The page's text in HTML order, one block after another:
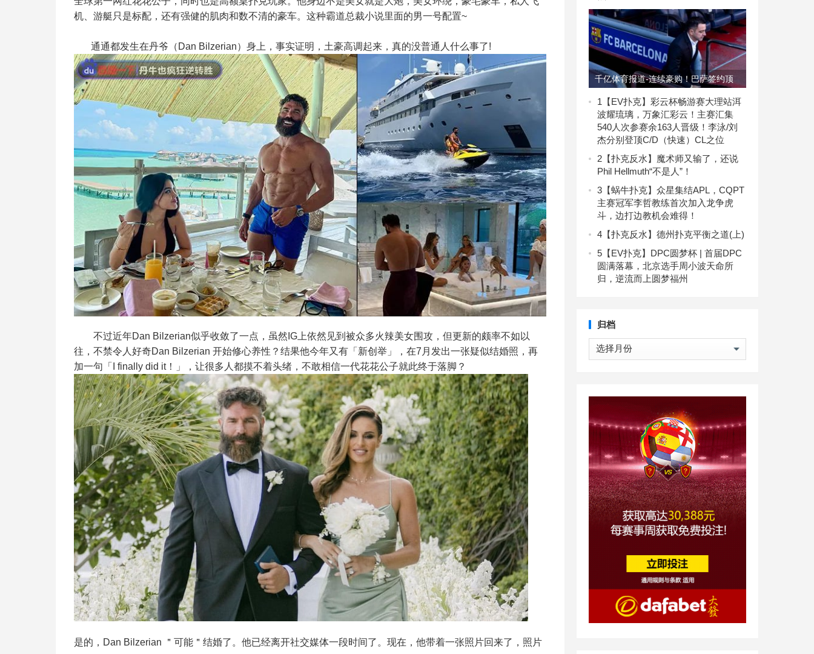
机、游艇只是标配，还有强健的肌肉和数不清的豪车。这种霸道总裁小说里面的男一号配置~
通通都发生在丹爷（Dan Bilzerian）身上，事实证明，土豪高调起来，真的没普通人什么事了!
不过近年Dan Bilzerian似乎收敛了一点，虽然IG上依然见到被众多火辣美女围攻，但更新的颇率不如以
往，不禁令人好奇Dan Bilzerian 开始修心养性？结果他今年又有「新创举」，在7月发出一张疑似结婚照，再
加一句「I finally did it！」，让很多人都摸不着头绪，不敢相信一代花花公子就此终于落脚？
是的，Dan Bilzerian ＂可能＂结婚了。他已经离开社交媒体一段时间了。现在，他带着一张照片回来了，照片
千亿体育报道-连续豪购！巴萨签约顶
级中卫达成协议！-千亿你的致富之路
1 【EV扑克】彩云杯畅游赛大理站洱
波耀琉璃，万象汇彩云！主赛汇集
540人次参赛余163人晋级！李泳/刘
杰分别登顶C/D（快速）CL之位
2 【扑克反水】魔术师又输了，还说
Phil Hellmuth“不是人”！
3 【蜗牛扑克】众星集结APL，CQPT
主赛冠军李哲教练首次加入龙争虎
斗，边打边教机会难得！
4 【扑克反水】德州扑克平衡之道(上)
5 【EV扑克】DPC圆梦杯 | 首届DPC
圆满落幕，北京选手周小波天命所
归，逆流而上圆梦福州
归档
归